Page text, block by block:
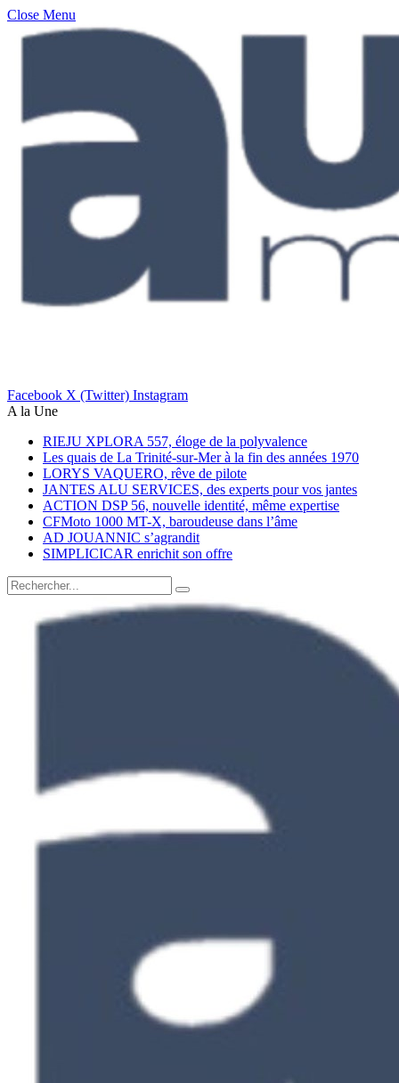
Close Menu
Facebook X (Twitter) Instagram
A la Une
RIEJU XPLORA 557, éloge de la polyvalence
Les quais de La Trinité-sur-Mer à la fin des années 1970
LORYS VAQUERO, rêve de pilote
JANTES ALU SERVICES, des experts pour vos jantes
ACTION DSP 56, nouvelle identité, même expertise
CFMoto 1000 MT-X, baroudeuse dans l’âme
AD JOUANNIC s’agrandit
SIMPLICICAR enrichit son offre